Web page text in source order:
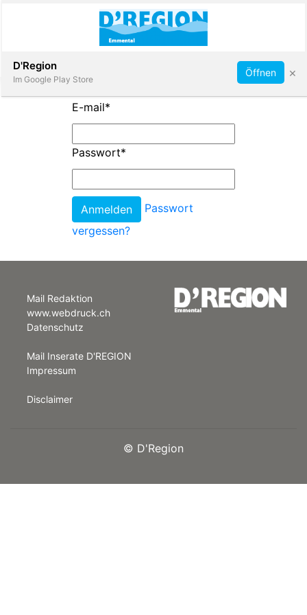
App
Abonnieren
E-mail*
Passwort*
Passwort
vergessen?
Mail Redaktion
www.webdruck.ch
Datenschutz
Mail Inserate D'REGION
Impressum
Disclaimer
© D'Region
D'Region
Im Google Play Store
Öffnen ×